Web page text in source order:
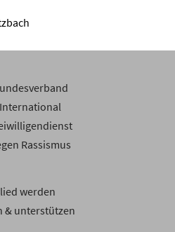
Rassismus
werden
& unterstützen